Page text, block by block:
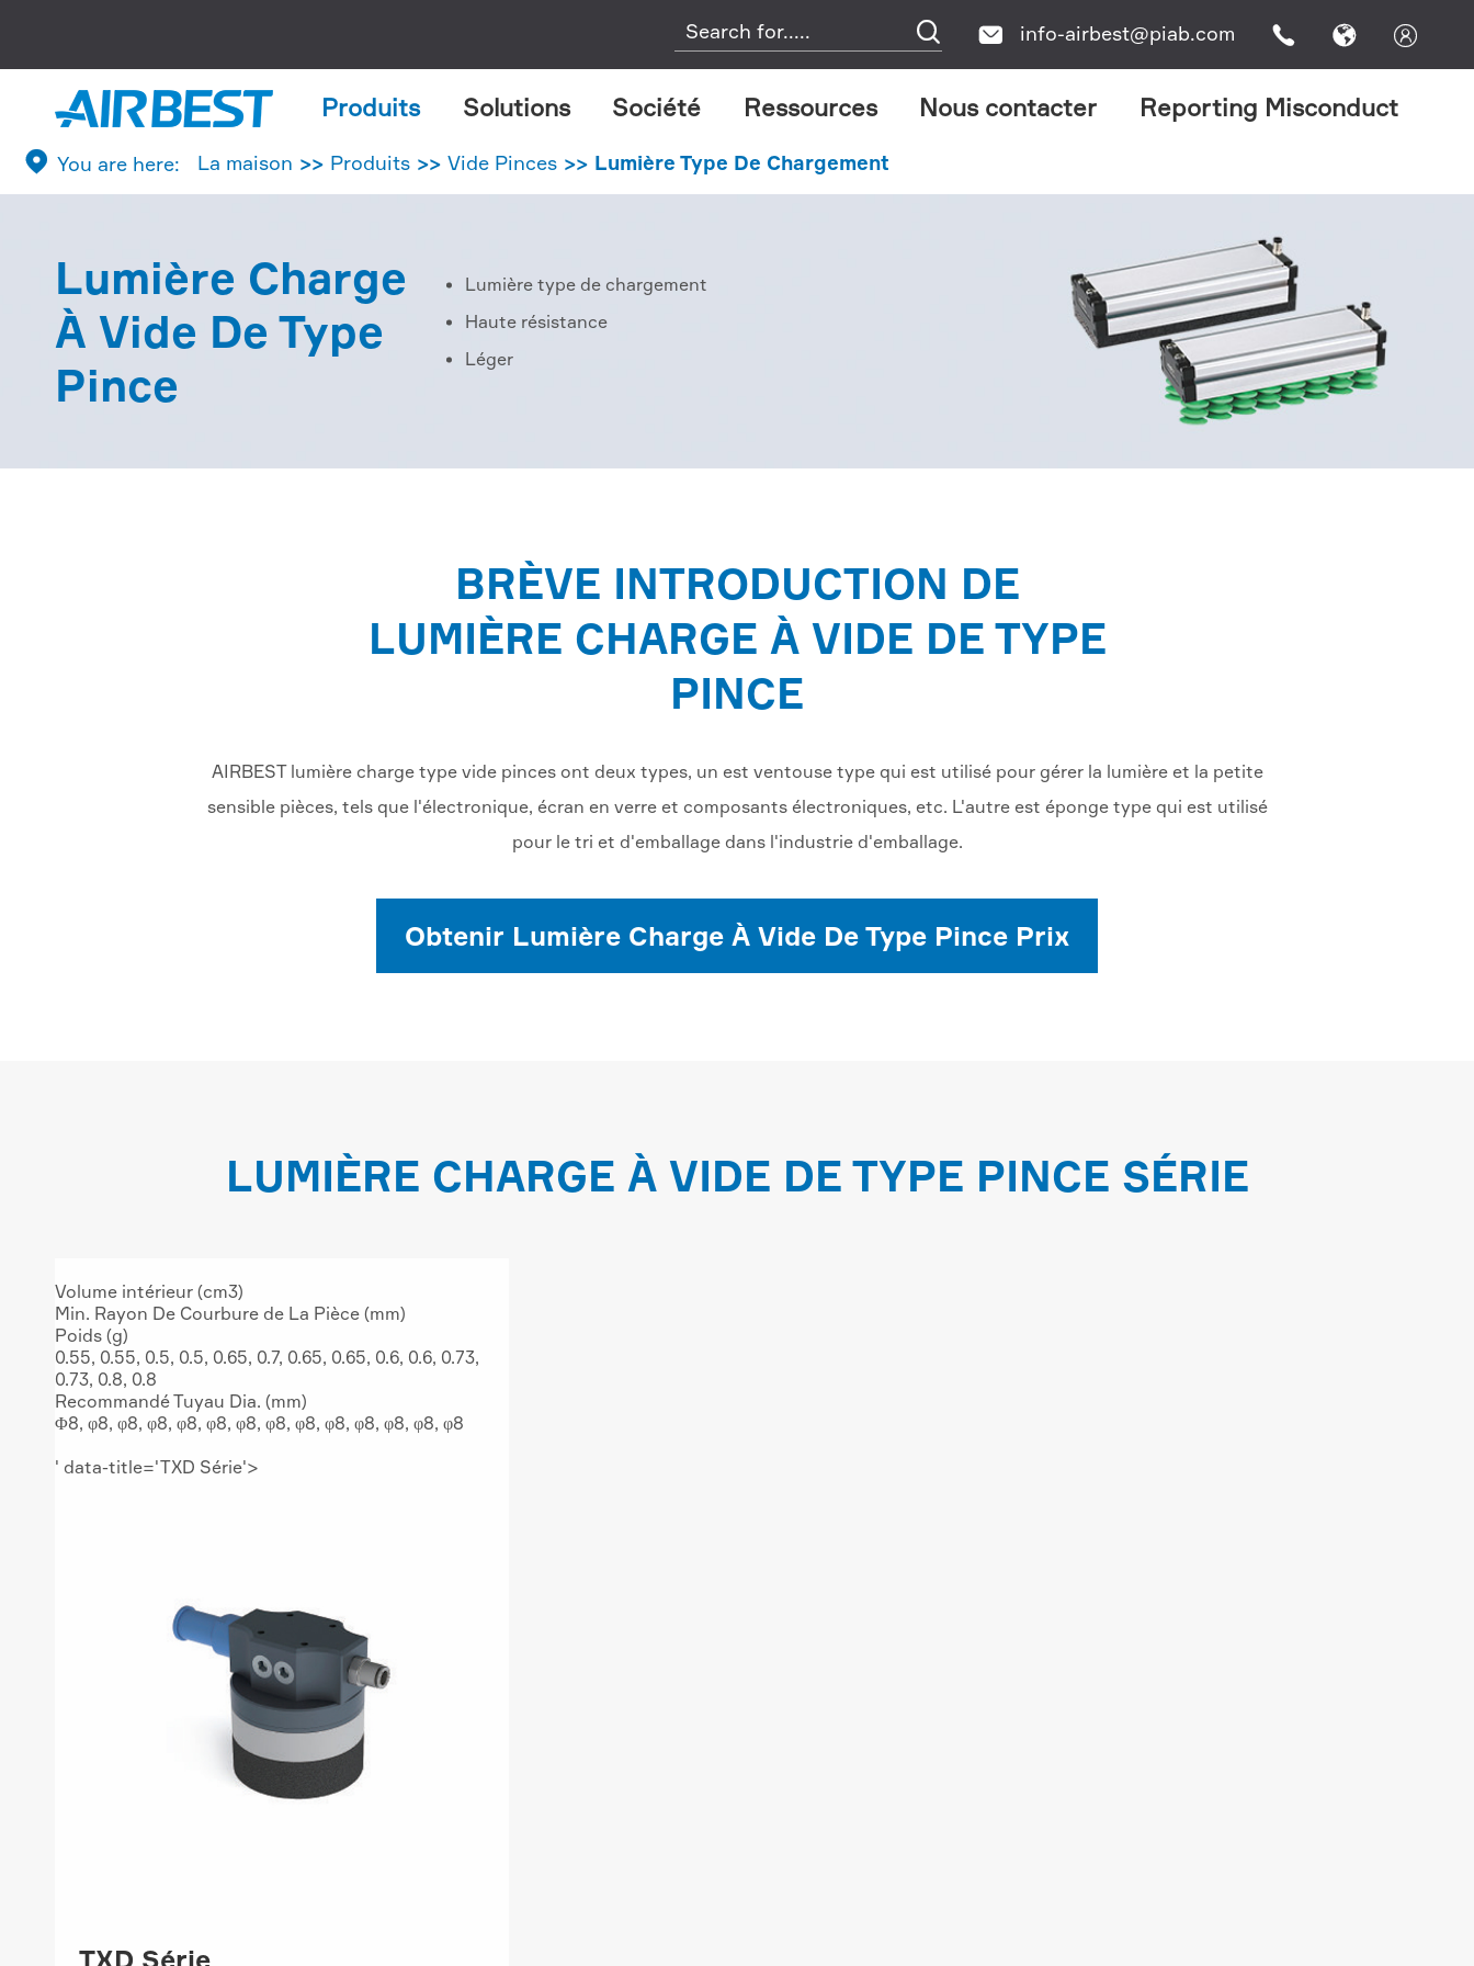
  info-airbest@piab.com   
Produits Solutions Société Ressources Nous contacter Reporting Misconduct
 La maison Produits Vide Pinces Lumière Type De Chargement
Lumière Charge
À Vide De Type
Pince
Lumière type de chargement
Haute résistance
Léger
BRÈVE INTRODUCTION DE
LUMIÈRE CHARGE À VIDE DE TYPE
PINCE
AIRBEST lumière charge type vide pinces ont deux types, un est ventouse type qui est utilisé pour gérer la lumière et la petite
sensible pièces, tels que l'électronique, écran en verre et composants électroniques, etc. L'autre est éponge type qui est utilisé
pour le tri et d'emballage dans l'industrie d'emballage.
Obtenir Lumière Charge À Vide De Type Pince Prix
LUMIÈRE CHARGE À VIDE DE TYPE PINCE SÉRIE
Volume intérieur (cm3)
Min. Rayon De Courbure de La Pièce (mm)
Poids (g)
0.55, 0.55, 0.5, 0.5, 0.65, 0.7, 0.65, 0.65, 0.6, 0.6, 0.73,
0.73, 0.8, 0.8
Recommandé Tuyau Dia. (mm)
Φ8, φ8, φ8, φ8, φ8, φ8, φ8, φ8, φ8, φ8, φ8, φ8, φ8, φ8
' data-title='TXD Série'>
TXD Série